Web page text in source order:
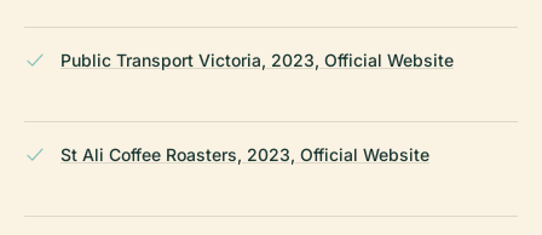
Public Transport Victoria, 2023, Official Website
St Ali Coffee Roasters, 2023, Official Website